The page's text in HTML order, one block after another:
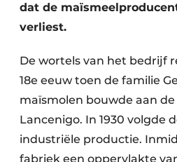
dat de
verliest.
De wortels van het bedrijf
18e eeuw toen de familie
maïsmolen bouwde aan
Lancenigo. In 1930 volgde
industriële productie.
fabriek een oppervlakte